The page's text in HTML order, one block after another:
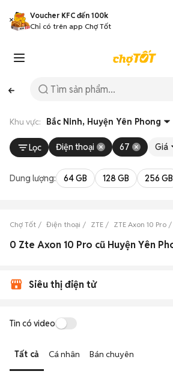
Voucher KFC đến 100k
Chỉ có trên app Chợ Tốt
Khu vực: Bắc Ninh, Huyện Yên Phong
Lọc Điện thoại 67 Giá
Dung lượng: 64 GB 128 GB 256 GB
Chợ Tốt Điện thoại ZTE ZTE Axon 10 Pro
Siêu thị điện tử
Tin có video
Tất cả Cá nhân Bán chuyên